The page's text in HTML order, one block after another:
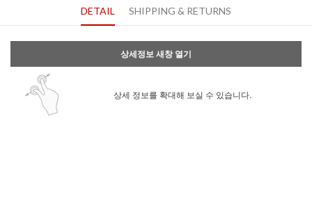
DETAIL SHIPPING & RETURNS
상세정보 새창 열기
상세 정보를 확대해 보실 수 있습니다.